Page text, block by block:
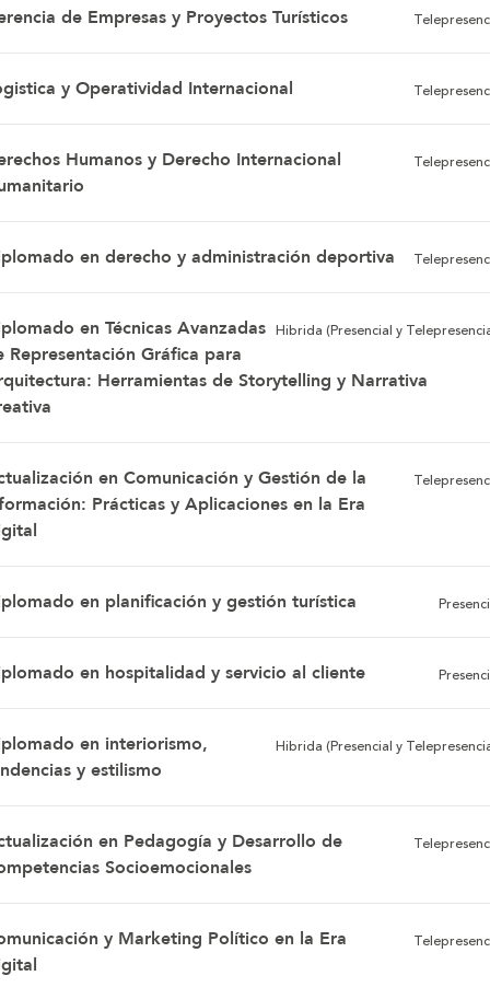
de Empresas y Proyectos Turísticos
y Operatividad Internacional
Humanos y Derecho Internacional
en derecho y administración deportiva
Hibrida (Presencial y
en Técnicas Avanzadas
Representación Gráfica para
Herramientas de Storytelling y Narrativa
en Comunicación y Gestión de la
Prácticas y Aplicaciones en la Era
en planificación y gestión turística
en hospitalidad y servicio al cliente
Hibrida (Presencial y
en interiorismo,
y estilismo
en Pedagogía y Desarrollo de
Socioemocionales
y Marketing Político en la Era